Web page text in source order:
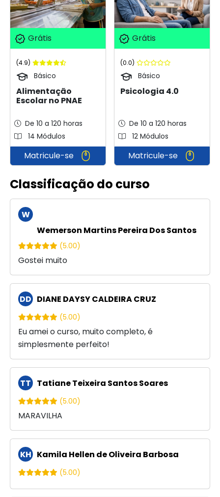
Grátis
(4.9)
Básico
Alimentação
Escolar no PNAE
De 10 a 120 horas
14 Módulos
Matricule-se
Grátis
(0.0)
Básico
Psicologia 4.0
De 10 a 120 horas
12 Módulos
Matricule-se
Classificação do curso
W
Wemerson Martins Pereira Dos Santos
(5.00)
Gostei muito
DD DIANE DAYSY CALDEIRA CRUZ
(5.00)
Eu amei o curso, muito completo, é
simplesmente perfeito!
TT Tatiane Teixeira Santos Soares
(5.00)
MARAVILHA
KH Kamila Hellen de Oliveira Barbosa
(5.00)